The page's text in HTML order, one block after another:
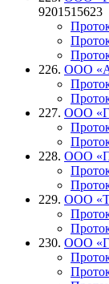
9201515623
226. ООО
227. ООО
228. ООО
229. ООО
230. ООО